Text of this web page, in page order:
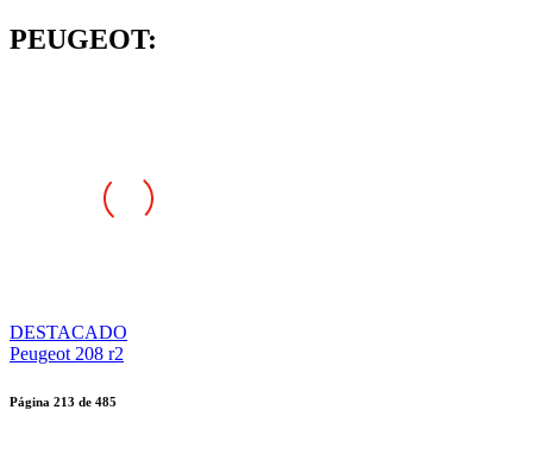
PEUGEOT:
DESTACADO
Peugeot 208 r2
Página 213 de 485